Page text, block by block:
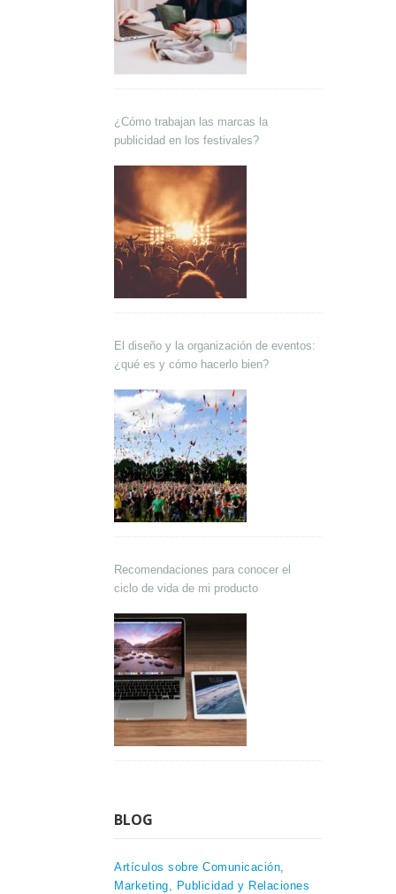
¿Cómo trabajan las marcas la
publicidad en los festivales?
El diseño y la organización de eventos:
¿qué es y cómo hacerlo bien?
Recomendaciones para conocer el
ciclo de vida de mi producto
BLOG
Artículos sobre Comunicación,
Marketing, Publicidad y Relaciones